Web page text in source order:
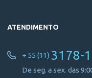
ATENDIMENTO
+ 55 (11) 3178-
De seg. a sex. das